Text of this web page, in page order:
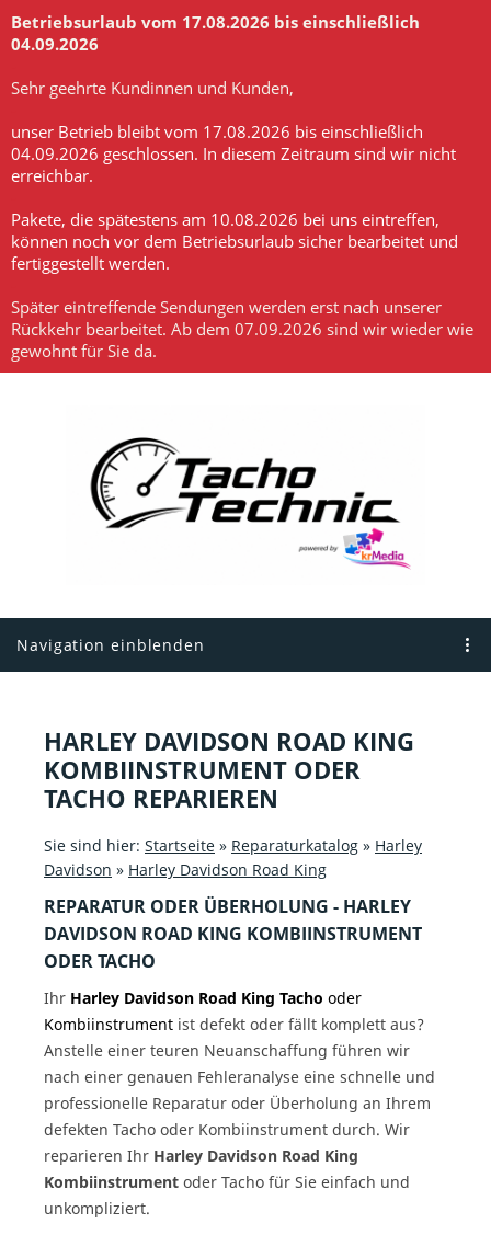
Betriebsurlaub vom 17.08.2026 bis einschließlich
04.09.2026
Sehr geehrte Kundinnen und Kunden,
unser Betrieb bleibt vom 17.08.2026 bis einschließlich
04.09.2026 geschlossen. In diesem Zeitraum sind wir nicht
erreichbar.
Pakete, die spätestens am 10.08.2026 bei uns eintreffen,
können noch vor dem Betriebsurlaub sicher bearbeitet und
fertiggestellt werden.
Später eintreffende Sendungen werden erst nach unserer
Rückkehr bearbeitet. Ab dem 07.09.2026 sind wir wieder wie
gewohnt für Sie da.
Navigation einblenden
HARLEY DAVIDSON ROAD KING
KOMBIINSTRUMENT ODER
TACHO REPARIEREN
Sie sind hier: Startseite » Reparaturkatalog » Harley
Davidson » Harley Davidson Road King
REPARATUR ODER ÜBERHOLUNG - HARLEY
DAVIDSON ROAD KING KOMBIINSTRUMENT
ODER TACHO
Ihr Harley Davidson Road King Tacho oder
Kombiinstrument ist defekt oder fällt komplett aus?
Anstelle einer teuren Neuanschaffung führen wir
nach einer genauen Fehleranalyse eine schnelle und
professionelle Reparatur oder Überholung an Ihrem
defekten Tacho oder Kombiinstrument durch. Wir
reparieren Ihr Harley Davidson Road King
Kombiinstrument oder Tacho für Sie einfach und
unkompliziert.